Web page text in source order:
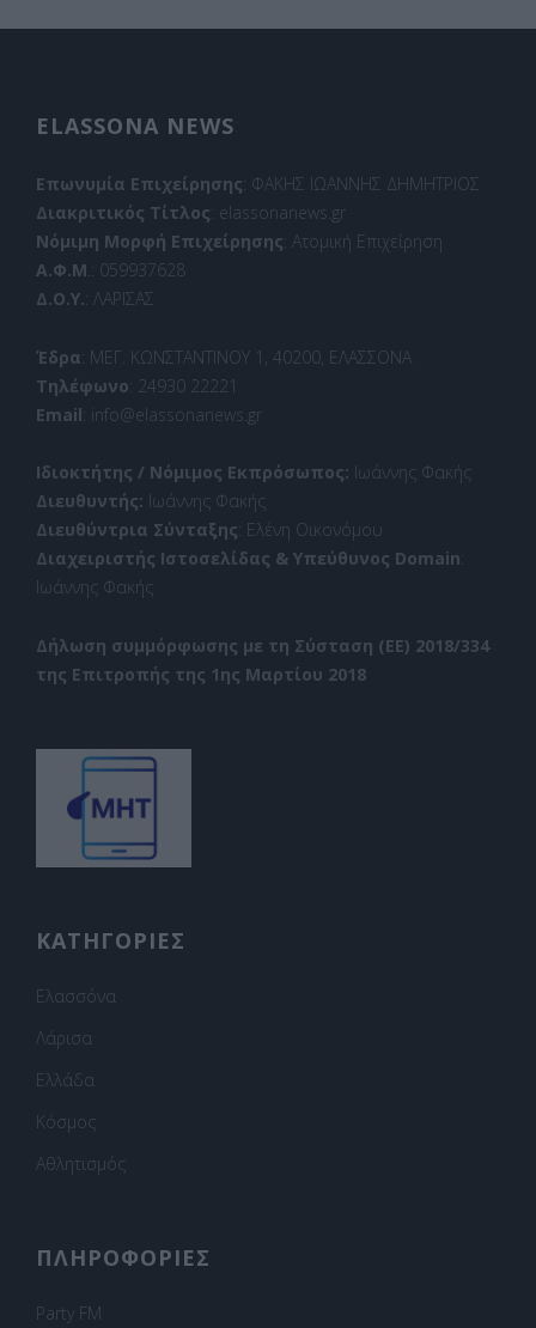
ELASSONA NEWS
Επωνυμία Επιχείρησης: ΦΑΚΗΣ ΙΩΑΝΝΗΣ ΔΗΜΗΤΡΙΟΣ
Διακριτικός Τίτλος: elassonanews.gr
Νόμιμη Μορφή Επιχείρησης: Ατομική Επιχείρηση
Α.Φ.Μ.: 059937628
Δ.Ο.Υ.: ΛΑΡΙΣΑΣ
Έδρα: ΜΕΓ. ΚΩΝΣΤΑΝΤΙΝΟΥ 1, 40200, ΕΛΑΣΣΟΝΑ
Τηλέφωνο: 24930 22221
Email: info@elassonanews.gr
Ιδιοκτήτης / Νόμιμος Εκπρόσωπος: Ιωάννης Φακής
Διευθυντής: Ιωάννης Φακής
Διευθύντρια Σύνταξης: Ελένη Οικονόμου
Διαχειριστής Ιστοσελίδας & Υπεύθυνος Domain:
Ιωάννης Φακής
Δήλωση συμμόρφωσης με τη Σύσταση (ΕΕ) 2018/334
της Επιτροπής της 1ης Μαρτίου 2018
ΚΑΤΗΓΟΡΙΕΣ
Ελασσόνα
Λάρισα
Ελλάδα
Κόσμος
Αθλητισμός
ΠΛΗΡΟΦΟΡΙΕΣ
Party FM